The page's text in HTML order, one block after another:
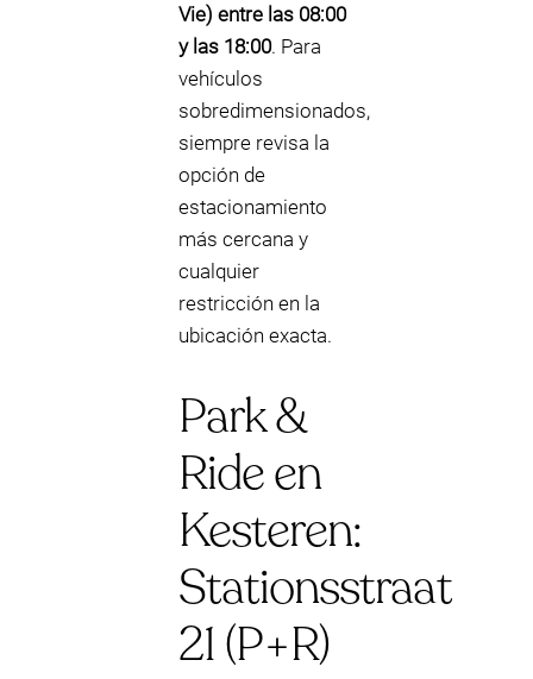
Vie) entre las 08:00
y las 18:00. Para
vehículos
sobredimensionados,
siempre revisa la
opción de
estacionamiento
más cercana y
cualquier
restricción en la
ubicación exacta.
Park &
Ride en
Kesteren:
Stationsstraat
21 (P+R)